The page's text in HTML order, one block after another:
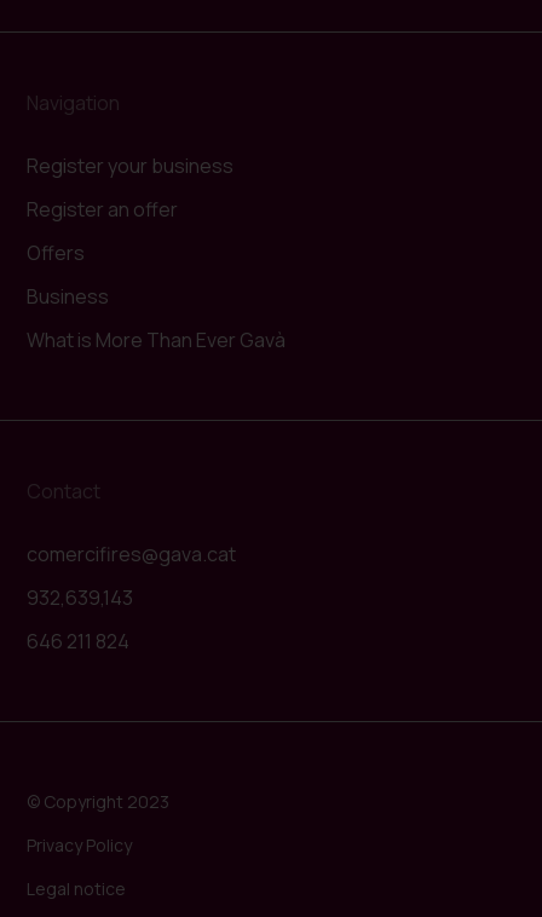
Navigation
Register your business
Register an offer
Offers
Business
What is More Than Ever Gavà
Contact
comercifires@gava.cat
932,639,143
646 211 824
© Copyright 2023
Privacy Policy
Legal notice